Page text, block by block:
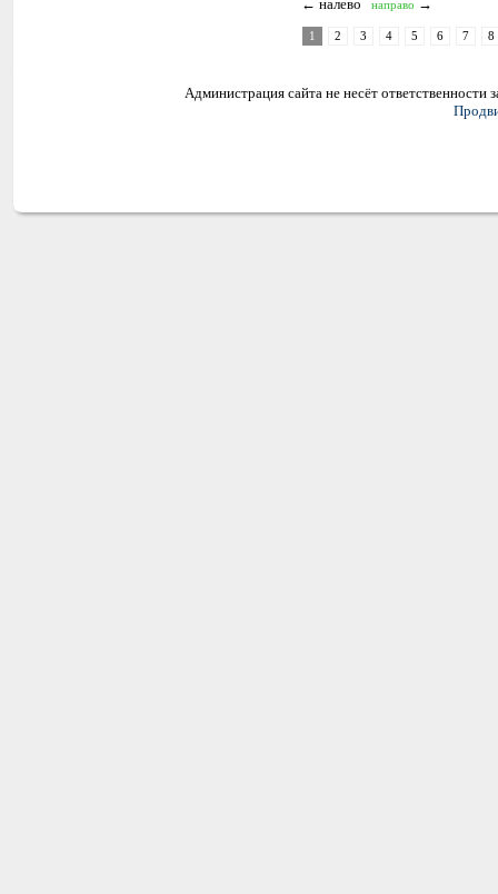
← налево направо →
1 2 3 4 5 6 7 8
Администрация сайта не несёт ответственности